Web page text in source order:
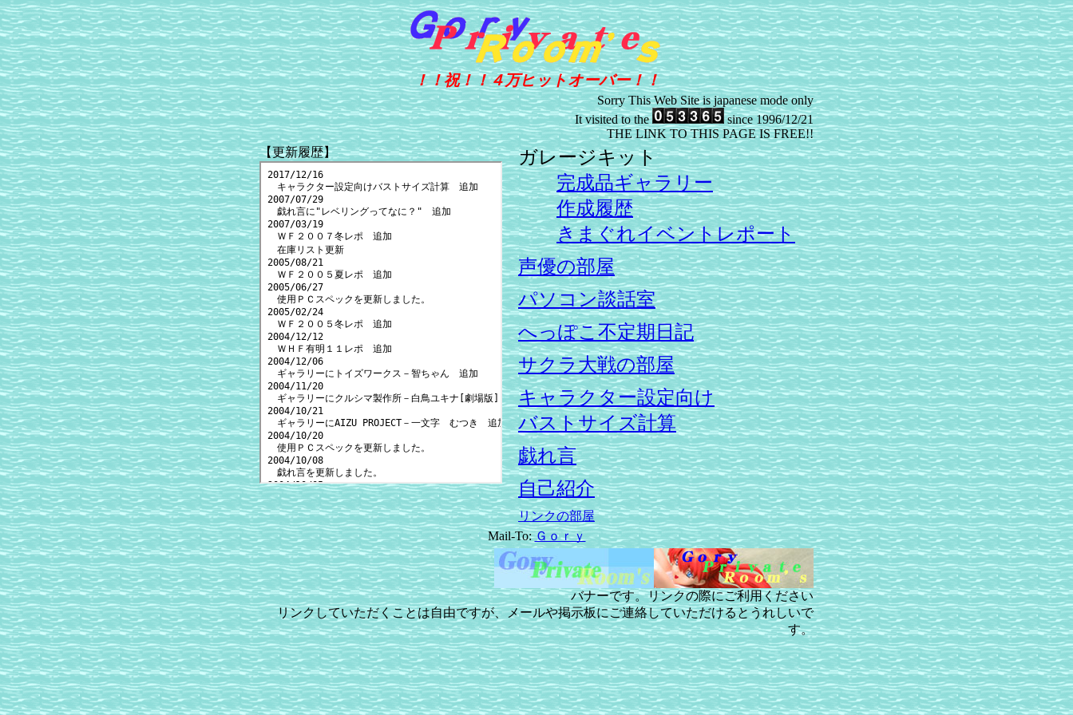
！！祝！！４万ヒットオーバー！！
Sorry This Web Site is japanese mode only
It visited to the
since 1996/12/21
THE LINK TO THIS PAGE IS FREE!!
【更新履歴】
ガレージキット
完成品ギャラリー
作成履歴
きまぐれイベントレポート
声優の部屋
パソコン談話室
へっぽこ不定期日記
サクラ大戦の部屋
キャラクター設定向け
バストサイズ計算
戯れ言
自己紹介
リンクの部屋
Mail-To:Ｇｏｒｙ
バナーです。リンクの際にご利用ください
リンクしていただくことは自由ですが、メールや掲示板にご連絡していただけるとうれしいで
す。